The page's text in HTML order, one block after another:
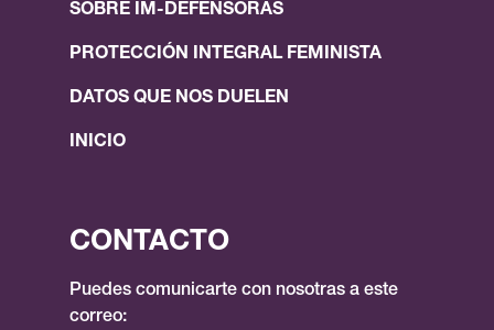
SOBRE IM-DEFENSORAS
PROTECCIÓN INTEGRAL FEMINISTA
DATOS QUE NOS DUELEN
INICIO
CONTACTO
Puedes comunicarte con nosotras a este
correo: